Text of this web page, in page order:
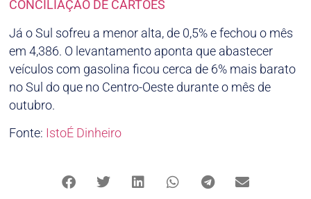
CONCILIAÇÃO DE CARTÕES
Já o Sul sofreu a menor alta, de 0,5% e fechou o mês
em 4,386. O levantamento aponta que abastecer
veículos com gasolina ficou cerca de 6% mais barato
no Sul do que no Centro-Oeste durante o mês de
outubro.
Fonte: IstoÉ Dinheiro